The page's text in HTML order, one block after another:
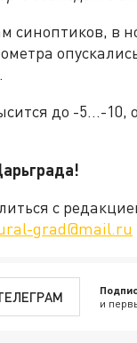
синоптиков, в
до -5...-10,
с
grad@mail.ru
и